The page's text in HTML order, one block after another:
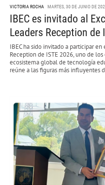
VICTORIA ROCHA MARTES, 30 DE JUNIO DE
IBEC es invitado al
Leaders Reception de
IBEC ha sido invitado a participar
Reception de ISTE 2026, uno de
ecosistema global de tecnología
reúne a las figuras más influyentes